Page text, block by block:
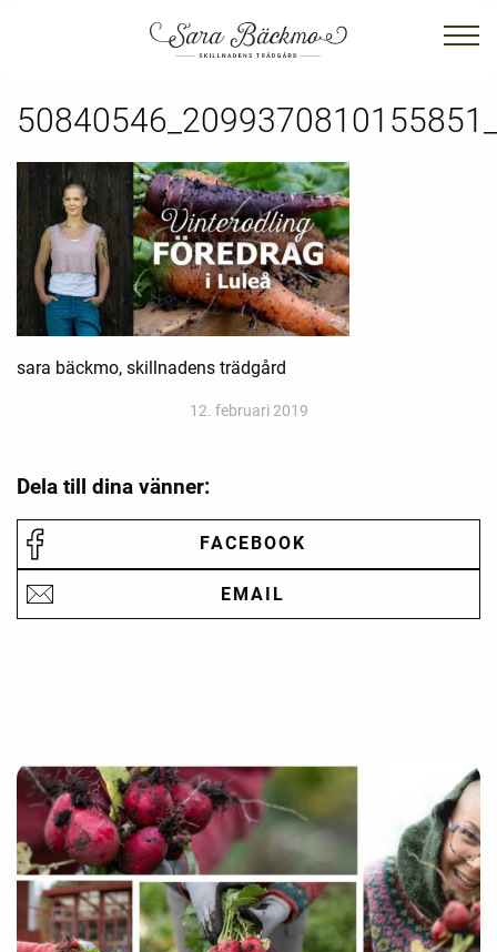
sara bäckmo, skillnadens trädgård
12. februari 2019
Dela till dina vänner:
FACEBOOK
EMAIL